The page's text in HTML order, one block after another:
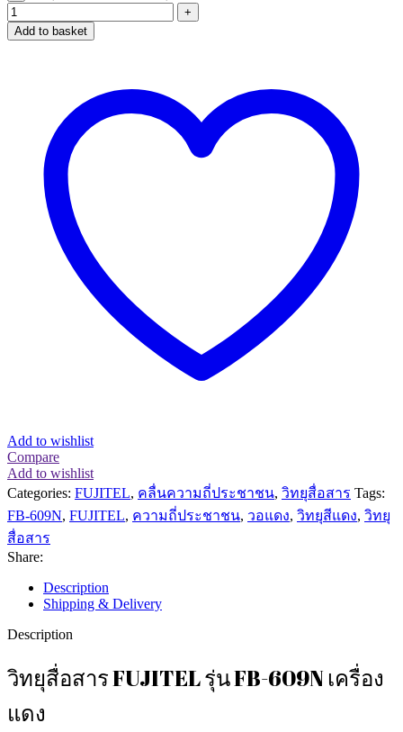
+
Add to basket
Add to wishlist
Compare
Add to wishlist
Categories: FUJITEL, คลื่นความถี่ประชาชน, วิทยุสื่อสาร Tags:
FB-609N, FUJITEL, ความถี่ประชาชน, วอแดง, วิทยุสีแดง, วิทยุ
สื่อสาร
Share:
Description
Shipping & Delivery
Description
วิทยุสื่อสาร FUJITEL รุ่น FB-609N เครื่อง
แดง